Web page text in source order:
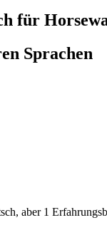
für
Sprachen
aber 1